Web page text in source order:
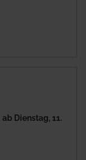
ab Dienstag, 11.